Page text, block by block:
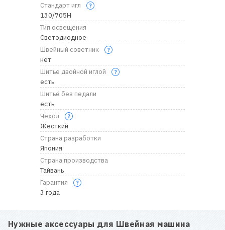
Стандарт игл
130/705H
Тип освещения
Светодиодное
Швейный советник
нет
Шитье двойной иглой
есть
Шитьё без педали
есть
Чехол
Жесткий
Страна разработки
Япония
Страна производства
Тайвань
Гарантия
3 года
Нужные аксессуары для Швейная машина